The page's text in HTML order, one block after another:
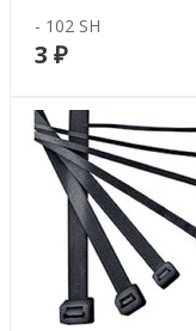
- 102 SH
3 ₽